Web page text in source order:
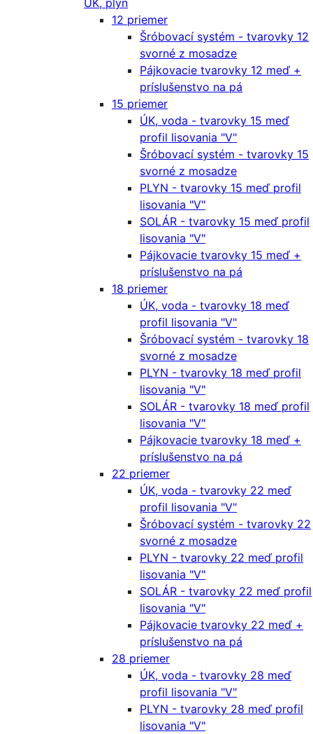
12 priemer
Šróbovací systém - tvarovky 12
svorné z mosadze
Pájkovacie tvarovky 12 meď +
príslušenstvo na pá
15 priemer
ÚK, voda - tvarovky 15 meď
profil lisovania "V"
Šróbovací systém - tvarovky 15
svorné z mosadze
PLYN - tvarovky 15 meď profil
lisovania "V"
SOLÁR - tvarovky 15 meď profil
lisovania "V"
Pájkovacie tvarovky 15 meď +
príslušenstvo na pá
18 priemer
ÚK, voda - tvarovky 18 meď
profil lisovania "V"
Šróbovací systém - tvarovky 18
svorné z mosadze
PLYN - tvarovky 18 meď profil
lisovania "V"
SOLÁR - tvarovky 18 meď profil
lisovania "V"
Pájkovacie tvarovky 18 meď +
príslušenstvo na pá
22 priemer
ÚK, voda - tvarovky 22 meď
profil lisovania "V"
Šróbovací systém - tvarovky 22
svorné z mosadze
PLYN - tvarovky 22 meď profil
lisovania "V"
SOLÁR - tvarovky 22 meď profil
lisovania "V"
Pájkovacie tvarovky 22 meď +
príslušenstvo na pá
28 priemer
ÚK, voda - tvarovky 28 meď
profil lisovania "V"
PLYN - tvarovky 28 meď profil
lisovania "V"